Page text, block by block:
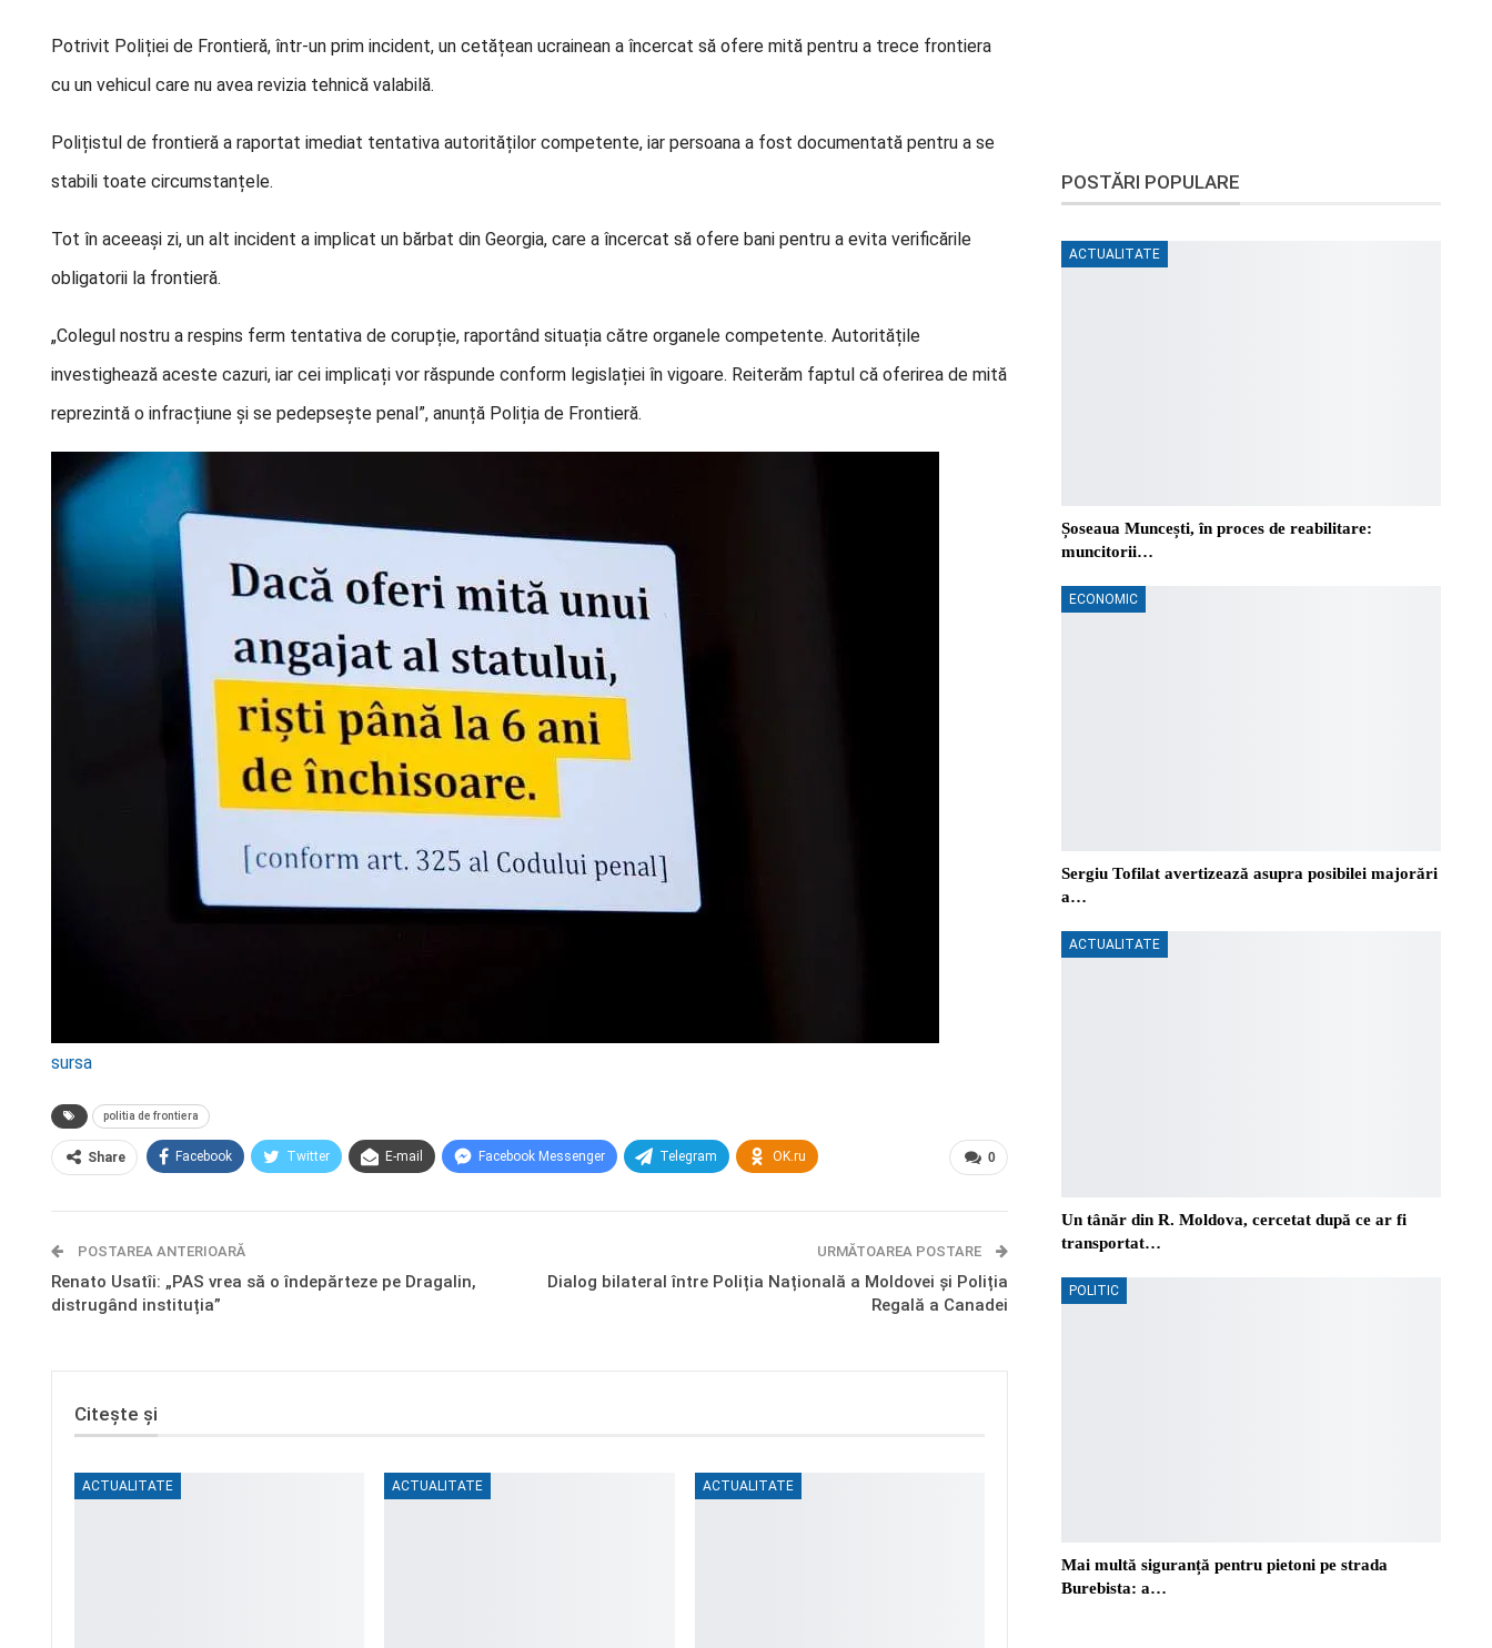
Potrivit Poliției de Frontieră, într-un prim incident, un cetățean ucrainean a încercat să ofere mită pentru a trece frontiera
cu un vehicul care nu avea revizia tehnică valabilă.
Polițistul de frontieră a raportat imediat tentativa autorităților competente, iar persoana a fost documentată pentru a se
stabili toate circumstanțele.
Tot în aceeași zi, un alt incident a implicat un bărbat din Georgia, care a încercat să ofere bani pentru a evita verificările
obligatorii la frontieră.
„Colegul nostru a respins ferm tentativa de corupție, raportând situația către organele competente. Autoritățile
investighează aceste cazuri, iar cei implicați vor răspunde conform legislației în vigoare. Reiterăm faptul că oferirea de mită
reprezintă o infracțiune și se pedepsește penal”, anunță Poliția de Frontieră.
sursa
politia de frontiera
0
Share Facebook Twitter E-mail Facebook Messenger Telegram OK.ru
POSTAREA ANTERIOARĂ
Renato Usatîi: „PAS vrea să o îndepărteze pe Dragalin,
distrugând instituția”
URMĂTOAREA POSTARE
Dialog bilateral între Poliția Națională a Moldovei și Poliția
Regală a Canadei
Citește și
ACTUALITATE ACTUALITATE ACTUALITATE
POSTĂRI POPULARE
ACTUALITATE
Șoseaua Muncești, în proces de reabilitare:
muncitorii…
ECONOMIC
Sergiu Tofilat avertizează asupra posibilei majorări
a…
ACTUALITATE
Un tânăr din R. Moldova, cercetat după ce ar fi
transportat…
POLITIC
Mai multă siguranță pentru pietoni pe strada
Burebista: a…